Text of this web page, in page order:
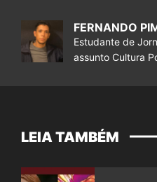
FERNANDO
Estudante de
assunto Cultura
LEIA TAMBÉM